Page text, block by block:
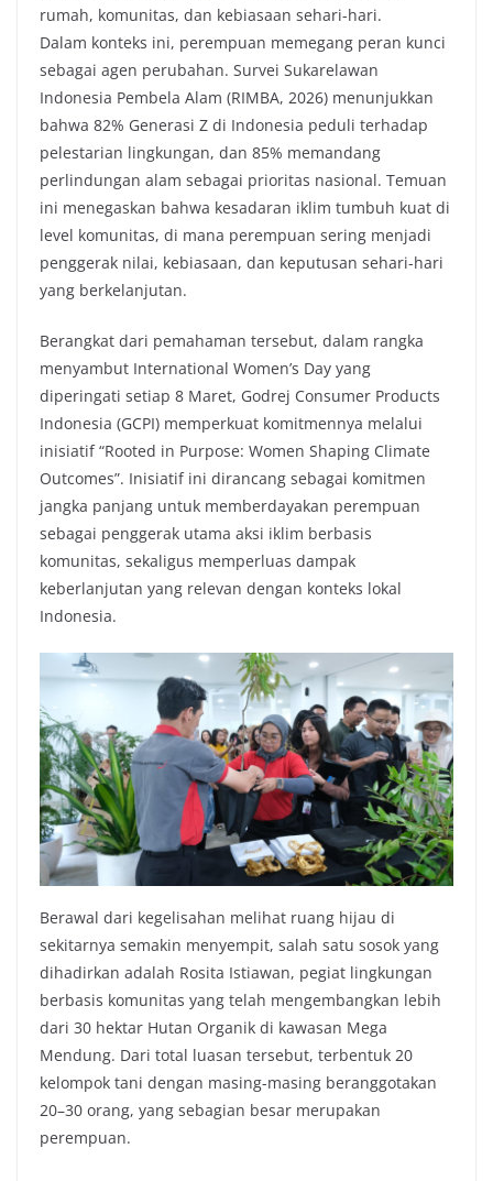
rumah, komunitas, dan kebiasaan sehari-hari.
Dalam konteks ini, perempuan memegang peran kunci
sebagai agen perubahan. Survei Sukarelawan
Indonesia Pembela Alam (RIMBA, 2026) menunjukkan
bahwa 82% Generasi Z di Indonesia peduli terhadap
pelestarian lingkungan, dan 85% memandang
perlindungan alam sebagai prioritas nasional. Temuan
ini menegaskan bahwa kesadaran iklim tumbuh kuat di
level komunitas, di mana perempuan sering menjadi
penggerak nilai, kebiasaan, dan keputusan sehari-hari
yang berkelanjutan.
Berangkat dari pemahaman tersebut, dalam rangka
menyambut International Women’s Day yang
diperingati setiap 8 Maret, Godrej Consumer Products
Indonesia (GCPI) memperkuat komitmennya melalui
inisiatif “Rooted in Purpose: Women Shaping Climate
Outcomes”. Inisiatif ini dirancang sebagai komitmen
jangka panjang untuk memberdayakan perempuan
sebagai penggerak utama aksi iklim berbasis
komunitas, sekaligus memperluas dampak
keberlanjutan yang relevan dengan konteks lokal
Indonesia.
Berawal dari kegelisahan melihat ruang hijau di
sekitarnya semakin menyempit, salah satu sosok yang
dihadirkan adalah Rosita Istiawan, pegiat lingkungan
berbasis komunitas yang telah mengembangkan lebih
dari 30 hektar Hutan Organik di kawasan Mega
Mendung. Dari total luasan tersebut, terbentuk 20
kelompok tani dengan masing-masing beranggotakan
20–30 orang, yang sebagian besar merupakan
perempuan.